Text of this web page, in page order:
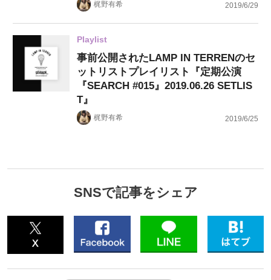
梶野有希 2019/6/29
Playlist
事前公開されたLAMP IN TERRENのセ
ットリストプレイリスト『定期公演
『SEARCH #015』2019.06.26 SETLIS
T』
梶野有希 2019/6/25
SNSで記事をシェア